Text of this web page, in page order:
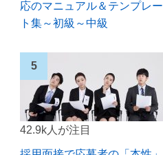
応のマニュアル＆テンプレー
ト集～初級～中級
42.9k人が注目